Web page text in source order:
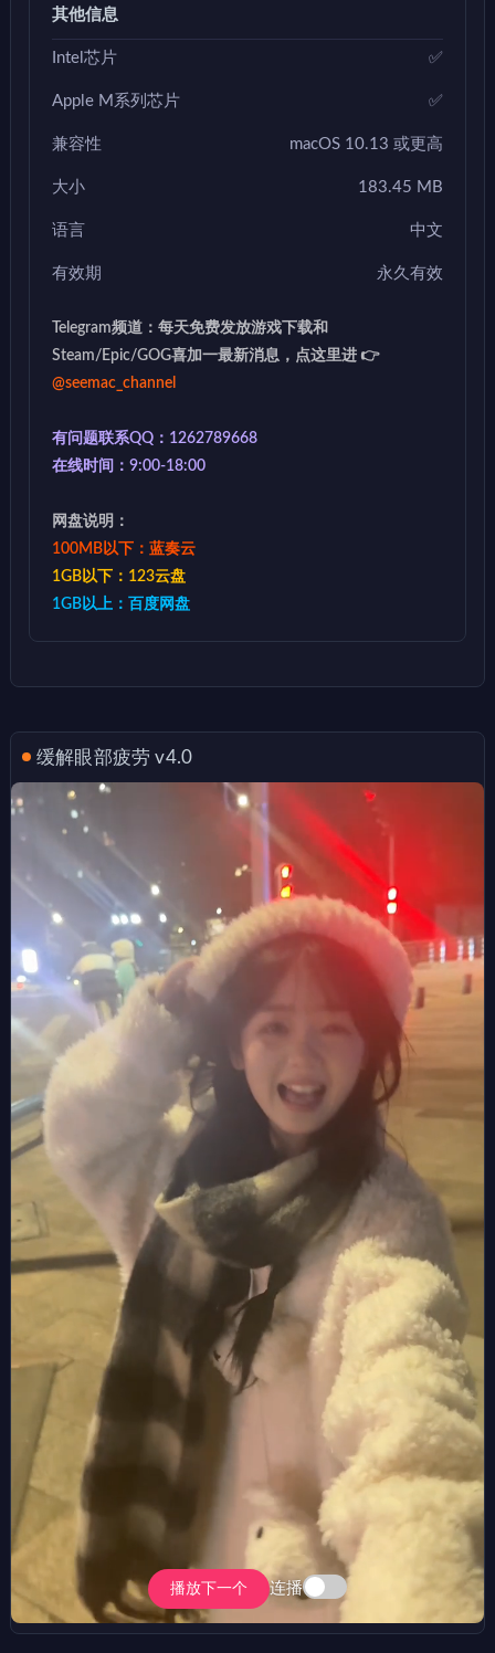
其他信息
Intel芯片 ✅
Apple M系列芯片 ✅
兼容性 macOS 10.13 或更高
大小 183.45 MB
语言 中文
有效期 永久有效
Telegram频道：每天免费发放游戏下载和
Steam/Epic/GOG喜加一最新消息，点这里进 👉
@seemac_channel
有问题联系QQ：1262789668
在线时间：9:00-18:00
网盘说明：
100MB以下：蓝奏云
1GB以下：123云盘
1GB以上：百度网盘
缓解眼部疲劳 v4.0
播放下一个 连播